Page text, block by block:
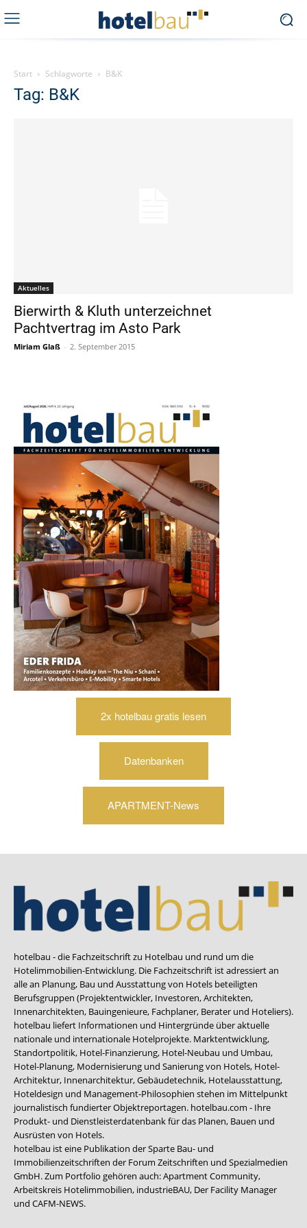
Start Schlagworte B&K
Tag: B&K
Aktuelles
Bierwirth & Kluth unterzeichnet
Pachtvertrag im Asto Park
Miriam Glaß - 2. September 2015
2x hotelbau gratis lesen
Datenbanken
APARTMENT-News
hotelbau - die Fachzeitschrift zu Hotelbau und rund um die
Hotelimmobilien-Entwicklung. Die Fachzeitschrift ist adressiert an
alle an Planung, Bau und Ausstattung von Hotels beteiligten
Berufsgruppen (Projektentwickler, Investoren, Architekten,
Innenarchitekten, Bauingenieure, Fachplaner, Berater und Hoteliers).
hotelbau liefert Informationen und Hintergründe über aktuelle
nationale und internationale Hotelprojekte. Marktentwicklung,
Standortpolitik, Hotel-Finanzierung, Hotel-Neubau und Umbau,
Hotel-Planung, Modernisierung und Sanierung von Hotels, Hotel-
Architektur, Innenarchitektur, Gebäudetechnik, Hotelausstattung,
Hoteldesign und Management-Philosophien stehen im Mittelpunkt
journalistisch fundierter Objektreportagen. hotelbau.com - Ihre
Produkt- und Dienstleisterdatenbank für das Planen, Bauen und
Ausrüsten von Hotels.
hotelbau ist eine Publikation der Sparte Bau- und
Immobilienzeitschriften der Forum Zeitschriften und Spezialmedien
GmbH. Zum Portfolio gehören auch:Apartment Community,
Arbeitskreis Hotelimmobilien, industrieBAU, Der Facility Manager
und CAFM-NEWS.